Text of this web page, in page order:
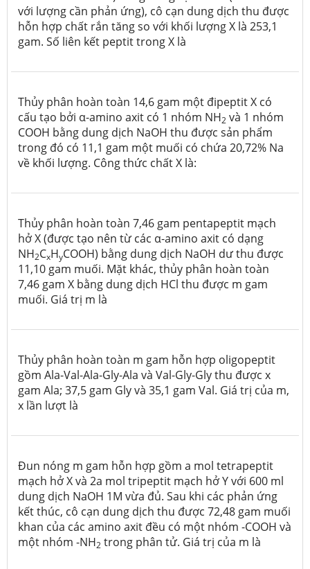
với lượng cần phản ứng), cô cạn dung dịch thu được
hỗn hợp chất rắn tăng so với khối lượng X là 253,1
gam. Số liên kết peptit trong X là
Thủy phân hoàn toàn 14,6 gam một đipeptit X có
cấu tạo bởi α-amino axit có 1 nhóm NH2 và 1 nhóm
COOH bằng dung dịch NaOH thu được sản phẩm
trong đó có 11,1 gam một muối có chứa 20,72% Na
về khối lượng. Công thức chất X là:
Thủy phân hoàn toàn 7,46 gam pentapeptit mạch
hở X (được tạo nên từ các α-amino axit có dạng
NH2CxHyCOOH) bằng dung dịch NaOH dư thu được
11,10 gam muối. Mặt khác, thủy phân hoàn toàn
7,46 gam X bằng dung dịch HCl thu được m gam
muối. Giá trị m là
Thủy phân hoàn toàn m gam hỗn hợp oligopeptit
gồm Ala-Val-Ala-Gly-Ala và Val-Gly-Gly thu được x
gam Ala; 37,5 gam Gly và 35,1 gam Val. Giá trị của m,
x lần lượt là
Đun nóng m gam hỗn hợp gồm a mol tetrapeptit
mạch hở X và 2a mol tripeptit mạch hở Y với 600 ml
dung dịch NaOH 1M vừa đủ. Sau khi các phản ứng
kết thúc, cô cạn dung dịch thu được 72,48 gam muối
khan của các amino axit đều có một nhóm -COOH và
một nhóm -NH2 trong phân tử. Giá trị của m là